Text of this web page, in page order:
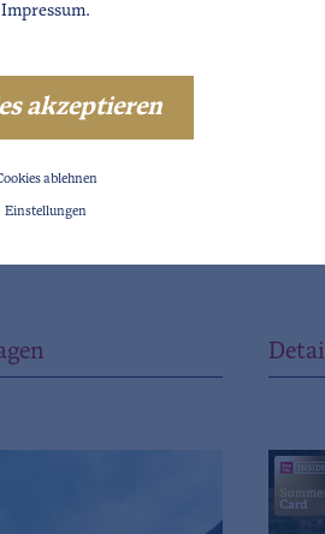
HOTEL RIML
Impressum.
akzeptieren
ablehnen
Einstellungen